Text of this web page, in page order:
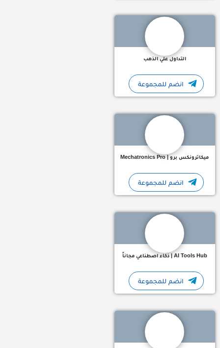
التداول علي الذهب
انضم للمجموعة
ميكاترونكس برو | Mechatronics Pro
قناتنا "Mechatronics" تحتوي على:- مراجع وكتب للمقررات الجامعية مشاريع تخرج وفيديوهات لأفكارمتنوعه ملتقى…
انضم للمجموعة
AI Tools Hub | ذكاء اصطناعي مجاناً
بوابتك المجانية لعالم الذكاء الاصطناعي! اكتشف أدوات،
انضم للمجموعة
بوت تلجرام يقدم لك حلقات مسلسل المؤسس أورهان 🔥 بتنزل